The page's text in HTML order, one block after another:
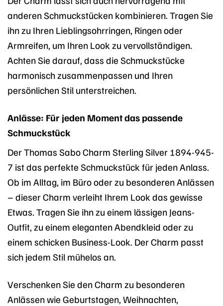
anderen Schmuckstücken kombinieren. Tragen Sie
ihn zu Ihren Lieblingsohrringen, Ringen oder
Armreifen, um Ihren Look zu vervollständigen.
Achten Sie darauf, dass die Schmuckstücke
harmonisch zusammenpassen und Ihren
persönlichen Stil unterstreichen.
Anlässe: Für jeden Moment das passende
Schmuckstück
Der Thomas Sabo Charm Sterling Silver 1894-945-
7 ist das perfekte Schmuckstück für jeden Anlass.
Ob im Alltag, im Büro oder zu besonderen Anlässen
– dieser Charm verleiht Ihrem Look das gewisse
Etwas. Tragen Sie ihn zu einem lässigen Jeans-
Outfit, zu einem eleganten Abendkleid oder zu
einem schicken Business-Look. Der Charm passt
sich jedem Stil mühelos an.
Verschenken Sie den Charm zu besonderen
Anlässen wie Geburtstagen, Weihnachten,